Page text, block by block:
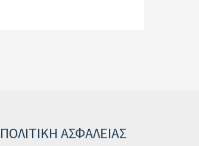
ΠΟΛΙΤΙΚΗ ΑΣΦΑΛΕΙΑΣ